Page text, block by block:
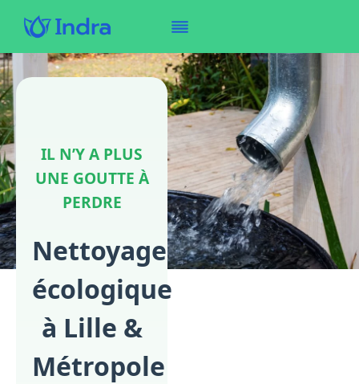
IL N’Y A PLUS
UNE GOUTTE À
PERDRE
Nettoyage
écologique
à Lille &
Métropole